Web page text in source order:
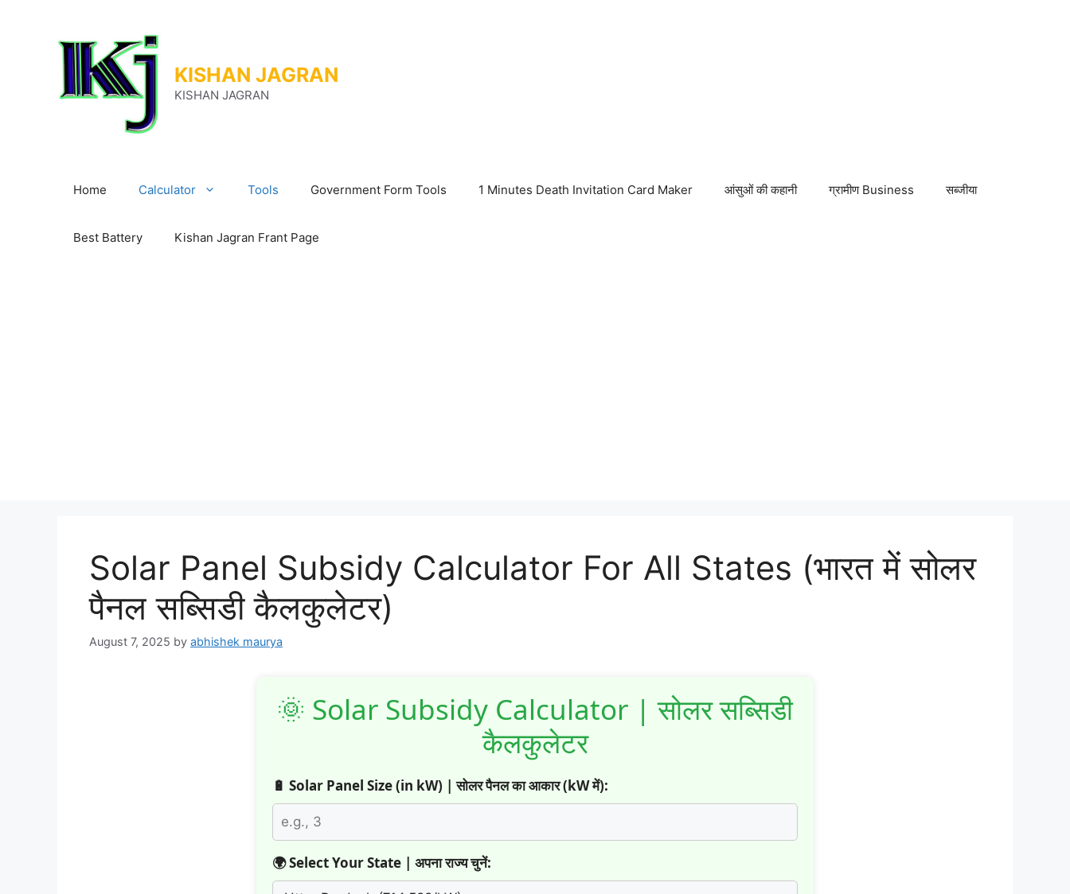
KISHAN JAGRAN
KISHAN JAGRAN
Home Calculator Tools Government Form Tools 1 Minutes Death Invitation Card Maker आंसुओं की कहानी ग्रामीण Business सब्जीया
Best Battery Kishan Jagran Frant Page
Solar Panel Subsidy Calculator For All States (भारत में सोलर
पैनल सब्सिडी कैलकुलेटर)
August 7, 2025 by abhishek maurya
🌞 Solar Subsidy Calculator | सोलर सब्सिडी
कैलकुलेटर
🔋 Solar Panel Size (in kW) | सोलर पैनल का आकार (kW में):
🌍 Select Your State | अपना राज्य चुनें: